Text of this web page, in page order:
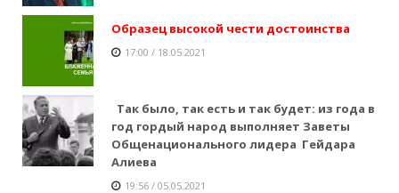
Образец высокой чести достоинства
17:00 / 18.05.2021
Так было, так есть и так будет: из года в
год гордый народ выполняет Заветы
Общенационального лидера Гейдара
Алиева
19:56 / 05.05.2021